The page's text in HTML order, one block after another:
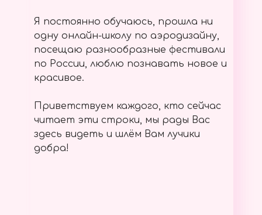
Я постоянно обучаюсь, прошла ни
одну онлайн-школу по аэродизайну,
посещаю разнообразные фестивали
по России, люблю познавать новое и
красивое.
Приветствуем каждого, кто сейчас
читает эти строки, мы рады Вас
здесь видеть и шлём Вам лучики
добра!